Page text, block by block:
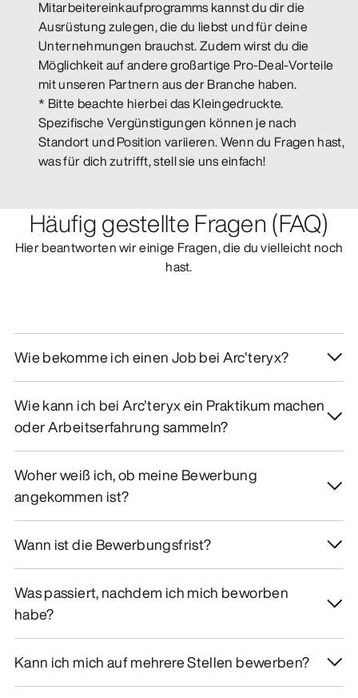
Mitarbeitereinkaufprogramms kannst du dir die
Ausrüstung zulegen, die du liebst und für deine
Unternehmungen brauchst. Zudem wirst du die
Möglichkeit auf andere großartige Pro-Deal-Vorteile
mit unseren Partnern aus der Branche haben.
* Bitte beachte hierbei das Kleingedruckte.
Spezifische Vergünstigungen können je nach
Standort und Position variieren. Wenn du Fragen hast,
was für dich zutrifft, stell sie uns einfach!
Häufig gestellte Fragen (FAQ)
Hier beantworten wir einige Fragen, die du vielleicht noch
hast.
Wie bekomme ich einen Job bei Arc'teryx?
Wie kann ich bei Arc'teryx ein Praktikum machen
oder Arbeitserfahrung sammeln?
Woher weiß ich, ob meine Bewerbung
angekommen ist?
Wann ist die Bewerbungsfrist?
Was passiert, nachdem ich mich beworben
habe?
Kann ich mich auf mehrere Stellen bewerben?